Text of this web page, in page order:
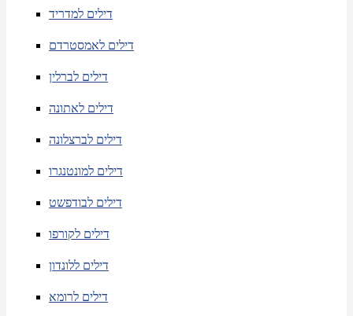
דילים למדריד
דילים לאמסטרדם
דילים לברלין
דילים לאתונה
דילים לברצלונה
דילים למונטנגרו
דילים לבודפשט
דילים לקורפו
דילים ללונדון
דילים לרומא